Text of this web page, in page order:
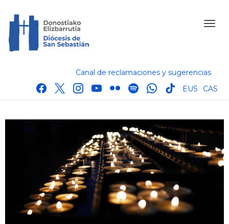
Canal de reclamaciones y sugerencias
facebook
x instagram
youtube
flickr spotifywhatsapp
tik
EUS CAS